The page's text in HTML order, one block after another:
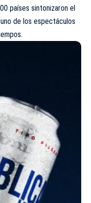
países sintonizaron el
de los espectáculos